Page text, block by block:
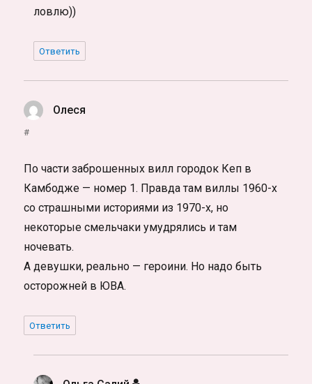
ловлю))
Ответить
Олеся
#
По части заброшенных вилл городок Кеп в
Камбодже — номер 1. Правда там виллы 1960-х
со страшными историями из 1970-х, но
некоторые смельчаки умудрялись и там
ночевать.
А девушки, реально — героини. Но надо быть
осторожней в ЮВА.
Ответить